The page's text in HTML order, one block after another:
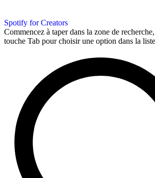
Spotify for Creators
Commencez à taper dans la zone de
touche Tab pour choisir une option dans la